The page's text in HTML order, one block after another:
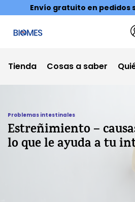
Envío gratuito en pedidos
Tienda Cosas a saber
Problemas intestinales
Estreñimiento –
lo que le ayuda a tu